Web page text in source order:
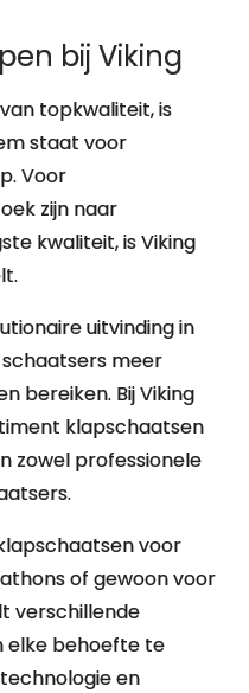
bij Viking
topkwaliteit, is
staat voor
Voor
zijn naar
kwaliteit, is Viking
uitvinding in
meer
bereiken. Bij Viking
klapschaatsen
zowel professionele
voor
of gewoon voor
verschillende
elke behoefte te
en